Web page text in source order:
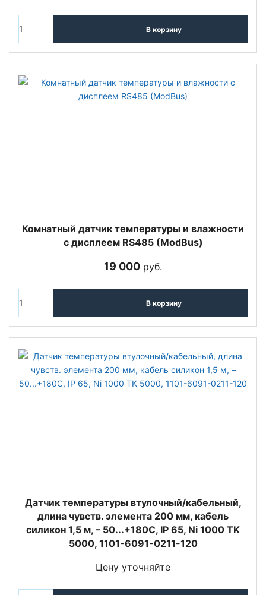
В корзину
Комнатный датчик температуры и влажности
с дисплеем RS485 (ModBus)
19 000 руб.
В корзину
Датчик температуры втулочный/кабельный,
длина чувств. элемента 200 мм, кабель
силикон 1,5 м, – 50...+180C, IP 65, Ni 1000 TK
5000, 1101-6091-0211-120
Цену уточняйте